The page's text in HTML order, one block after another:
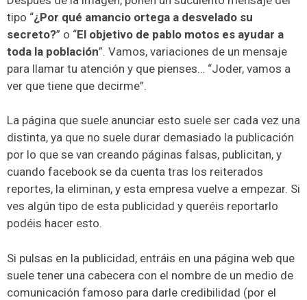
tipo “¿Por qué amancio ortega a desvelado su
secreto?” o “El objetivo de pablo motos es ayudar a
toda la población”. Vamos, variaciones de un mensaje
para llamar tu atención y que pienses… “Joder, vamos a
ver que tiene que decirme”.
La página que suele anunciar esto suele ser cada vez una
distinta, ya que no suele durar demasiado la publicación
por lo que se van creando páginas falsas, publicitan, y
cuando facebook se da cuenta tras los reiterados
reportes, la eliminan, y esta empresa vuelve a empezar. Si
ves algún tipo de esta publicidad y queréis reportarlo
podéis hacer esto.
Si pulsas en la publicidad, entráis en una página web que
suele tener una cabecera con el nombre de un medio de
comunicación famoso para darle credibilidad (por el